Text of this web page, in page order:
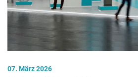
07. März 2026